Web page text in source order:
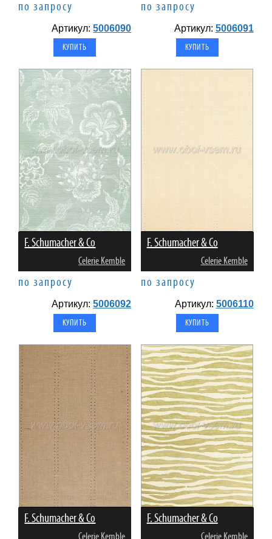
по запросу
Артикул:5006090
по запросу
Артикул: 5006091
F. Schumacher & Co
Celerie Kemble
по запросу
Артикул:5006092
F. Schumacher & Co
Celerie Kemble
по запросу
Артикул: 5006110
F. Schumacher & Co F. Schumacher & Co